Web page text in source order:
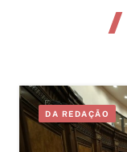
DA REDAÇÃO